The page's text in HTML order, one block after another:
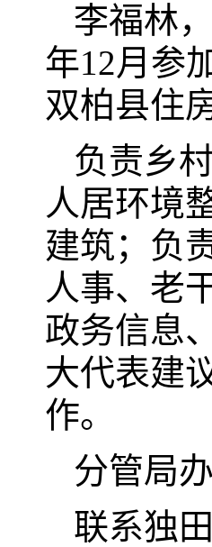
李福林
年12月参
双柏县住
负责乡
人居环境
建筑；负
人事、老
政务信息
大代表建
作。
分管局
联系独